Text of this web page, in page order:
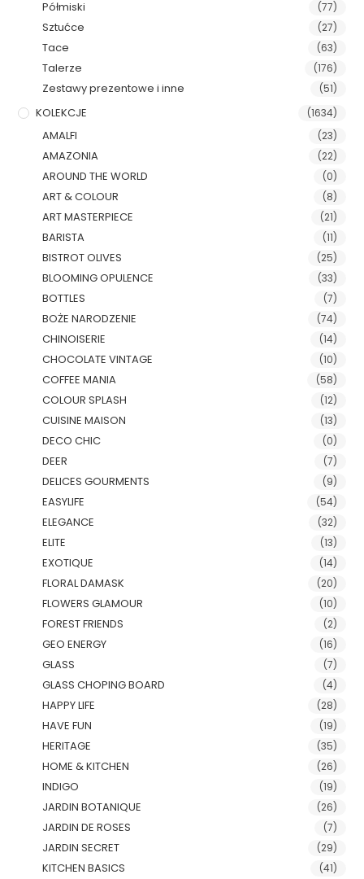
Półmiski (77)
Sztućce (27)
Tace (63)
Talerze (176)
Zestawy prezentowe i inne (51)
KOLEKCJE (1634)
AMALFI (23)
AMAZONIA (22)
AROUND THE WORLD (0)
ART & COLOUR (8)
ART MASTERPIECE (21)
BARISTA (11)
BISTROT OLIVES (25)
BLOOMING OPULENCE (33)
BOTTLES (7)
BOŻE NARODZENIE (74)
CHINOISERIE (14)
CHOCOLATE VINTAGE (10)
COFFEE MANIA (58)
COLOUR SPLASH (12)
CUISINE MAISON (13)
DECO CHIC (0)
DEER (7)
DELICES GOURMENTS (9)
EASYLIFE (54)
ELEGANCE (32)
ELITE (13)
EXOTIQUE (14)
FLORAL DAMASK (20)
FLOWERS GLAMOUR (10)
FOREST FRIENDS (2)
GEO ENERGY (16)
GLASS (7)
GLASS CHOPING BOARD (4)
HAPPY LIFE (28)
HAVE FUN (19)
HERITAGE (35)
HOME & KITCHEN (26)
INDIGO (19)
JARDIN BOTANIQUE (26)
JARDIN DE ROSES (7)
JARDIN SECRET (29)
KITCHEN BASICS (41)